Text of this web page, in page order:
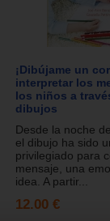
¡Dibújame un
interpretar los
los niños a
dibujos
Desde la noche
el dibujo ha sido
privilegiado para
mensaje, una
idea. A partir...
12.00 €